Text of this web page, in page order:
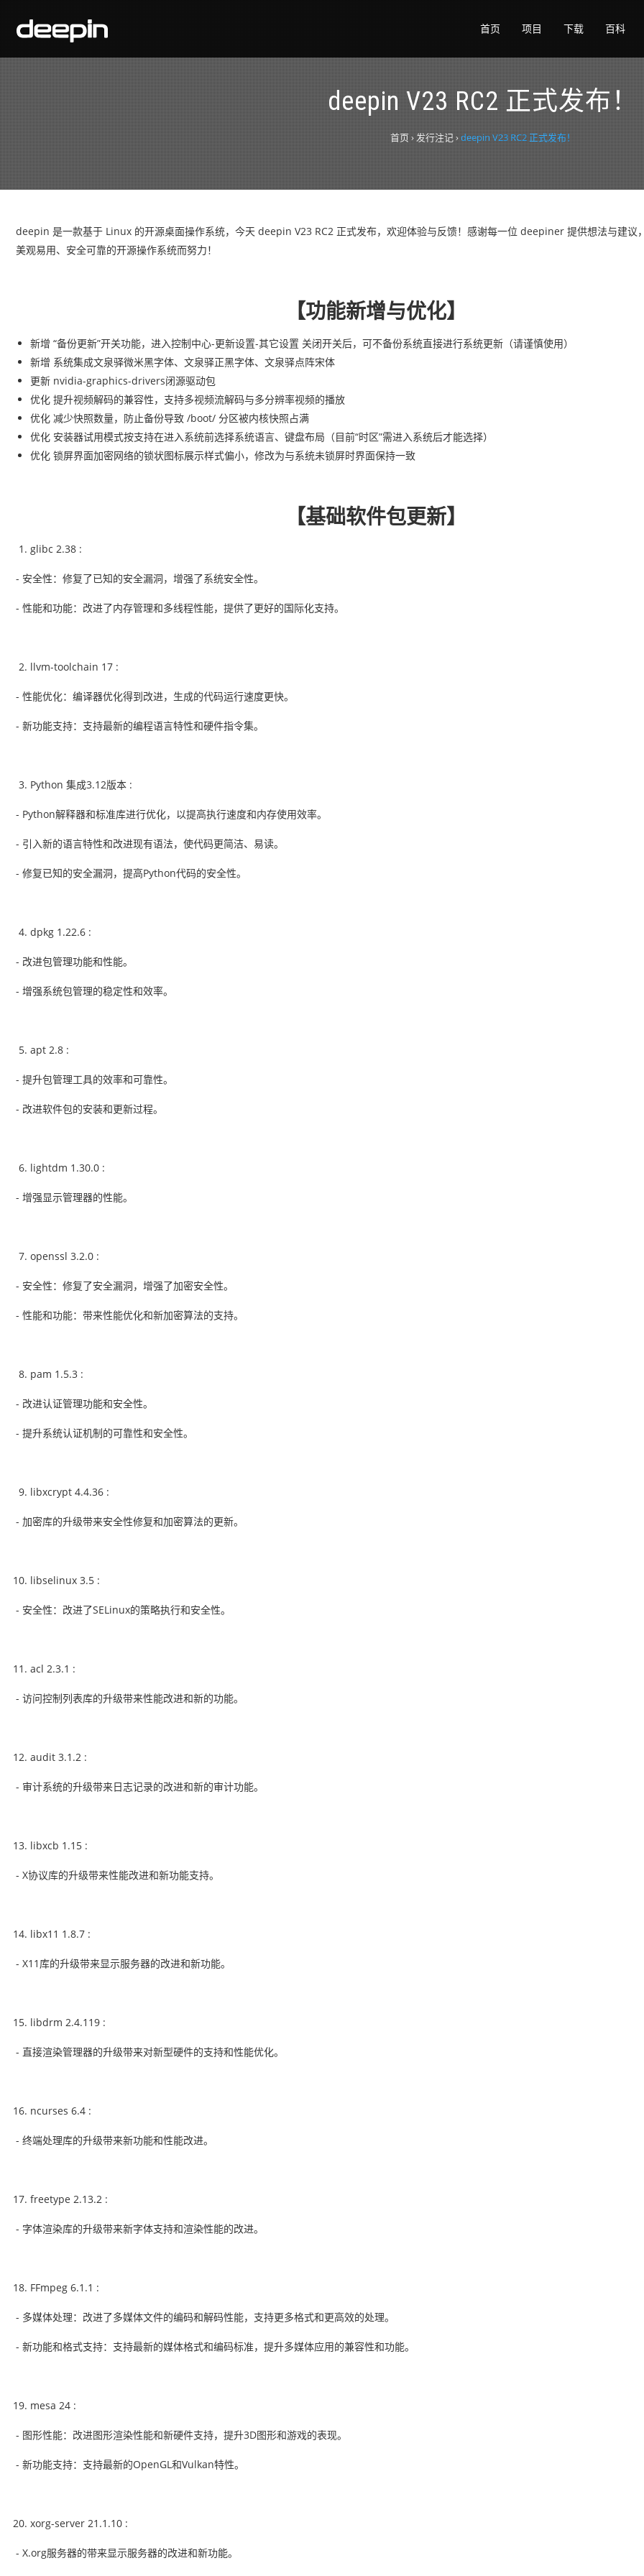
首页 项目 下载 百科
deepin V23 RC2 正式发布！
首页› 发行注记›deepin V23 RC2 正式发布！
deepin 是一款基于 Linux 的开源桌面操作系统，今天 deepin V23 RC2 正式发布，欢迎体验与反馈！ 感谢每一位 deepiner 提供想法与建议
美观易用、安全可靠的开源操作系统而努力！
【功能新增与优化】
新增 “备份更新”开关功能，进入控制中心-更新设置-其它设置 关闭开关后，可不备份系统直接进行系统更新（请谨慎使用）
新增 系统集成文泉驿微米黑字体、文泉驿正黑字体、文泉驿点阵宋体
更新 nvidia-graphics-drivers闭源驱动包
优化 提升视频解码的兼容性，支持多视频流解码与多分辨率视频的播放
优化 减少快照数量，防止备份导致 /boot/ 分区被内核快照占满
优化 安装器试用模式按支持在进入系统前选择系统语言、键盘布局（目前“时区”需进入系统后才能选择）
优化 锁屏界面加密网络的锁状图标展示样式偏小，修改为与系统未锁屏时界面保持一致
【基础软件包更新】
glibc 2.38 :
- 安全性：修复了已知的安全漏洞，增强了系统安全性。
- 性能和功能：改进了内存管理和多线程性能，提供了更好的国际化支持。
llvm-toolchain 17 :
- 性能优化：编译器优化得到改进，生成的代码运行速度更快。
- 新功能支持：支持最新的编程语言特性和硬件指令集。
Python 集成3.12版本 :
- Python解释器和标准库进行优化，以提高执行速度和内存使用效率。
- 引入新的语言特性和改进现有语法，使代码更简洁、易读。
- 修复已知的安全漏洞，提高Python代码的安全性。
dpkg 1.22.6 :
- 改进包管理功能和性能。
- 增强系统包管理的稳定性和效率。
apt 2.8 :
- 提升包管理工具的效率和可靠性。
- 改进软件包的安装和更新过程。
lightdm 1.30.0 :
- 增强显示管理器的性能。
openssl 3.2.0 :
- 安全性：修复了安全漏洞，增强了加密安全性。
- 性能和功能：带来性能优化和新加密算法的支持。
pam 1.5.3 :
- 改进认证管理功能和安全性。
- 提升系统认证机制的可靠性和安全性。
libxcrypt 4.4.36 :
- 加密库的升级带来安全性修复和加密算法的更新。
libselinux 3.5 :
- 安全性：改进了SELinux的策略执行和安全性。
acl 2.3.1 :
- 访问控制列表库的升级带来性能改进和新的功能。
audit 3.1.2 :
- 审计系统的升级带来日志记录的改进和新的审计功能。
libxcb 1.15 :
- X协议库的升级带来性能改进和新功能支持。
libx11 1.8.7 :
- X11库的升级带来显示服务器的改进和新功能。
libdrm 2.4.119 :
- 直接渲染管理器的升级带来对新型硬件的支持和性能优化。
ncurses 6.4 :
- 终端处理库的升级带来新功能和性能改进。
freetype 2.13.2 :
- 字体渲染库的升级带来新字体支持和渲染性能的改进。
FFmpeg 6.1.1 :
- 多媒体处理：改进了多媒体文件的编码和解码性能，支持更多格式和更高效的处理。
- 新功能和格式支持：支持最新的媒体格式和编码标准，提升多媒体应用的兼容性和功能。
mesa 24 :
- 图形性能：改进图形渲染性能和新硬件支持，提升3D图形和游戏的表现。
- 新功能支持：支持最新的OpenGL和Vulkan特性。
xorg-server 21.1.10 :
- X.org服务器的带来显示服务器的改进和新功能。